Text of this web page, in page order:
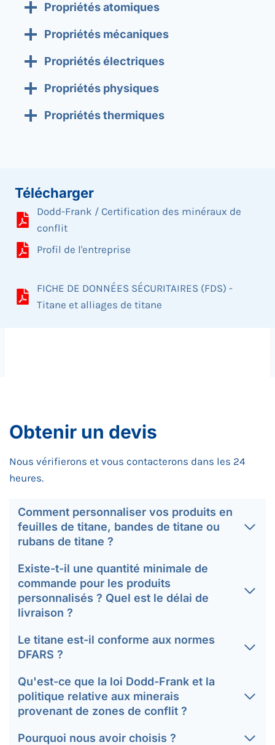
Propriétés atomiques
Propriétés mécaniques
Propriétés électriques
Propriétés physiques
Propriétés thermiques
Télécharger
Dodd-Frank / Certification des minéraux de
conflit
Profil de l'entreprise
FICHE DE DONNÉES SÉCURITAIRES (FDS) -
Titane et alliages de titane
Obtenir un devis
Nous vérifierons et vous contacterons dans les 24
heures.
Comment personnaliser vos produits en
feuilles de titane, bandes de titane ou
rubans de titane ?
Existe-t-il une quantité minimale de
commande pour les produits
personnalisés ? Quel est le délai de
livraison ?
Le titane est-il conforme aux normes
DFARS ?
Qu'est-ce que la loi Dodd-Frank et la
politique relative aux minerais
provenant de zones de conflit ?
Pourquoi nous avoir choisis ?